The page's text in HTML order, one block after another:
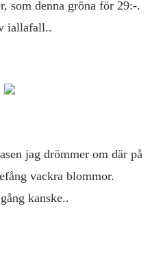
som denna gröna för 29:-.
iallafall..
jag drömmer om där på
vackra blommor.
kanske..